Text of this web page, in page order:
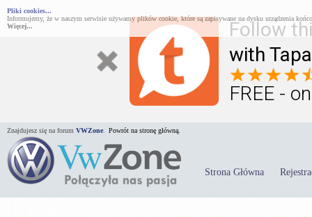
Follow
with
FREE -
Pliki cookies...
Informujemy, że w naszym serwisie używamy plików cookie, które są zapisywane na dysku urządzenia
Więcej...
Znajdujesz się na forum VWZone Powrót na stronę główną.
Strona Główna